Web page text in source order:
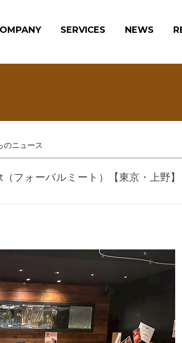
SERVICES NEWS
のニュース
フォーバルミート）【東京・上野】